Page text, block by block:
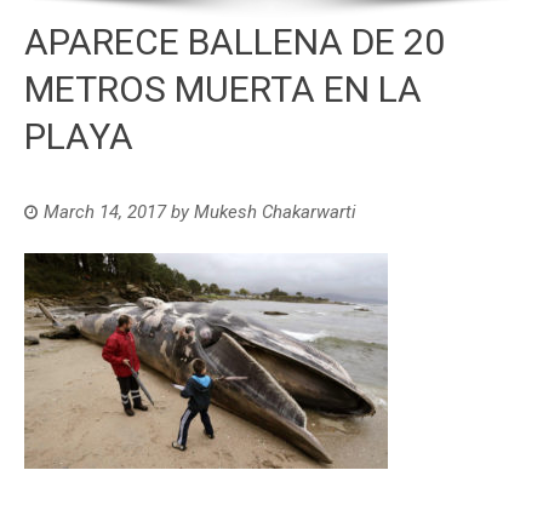
APARECE BALLENA DE 20
METROS MUERTA EN LA
PLAYA
March 14, 2017by Mukesh Chakarwarti